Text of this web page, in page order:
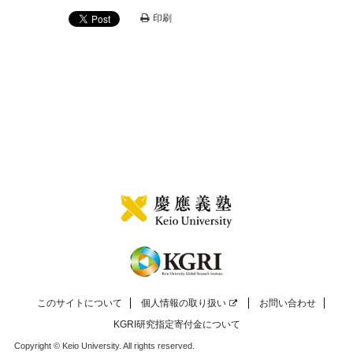
印刷
このサイトについて 個人情報の取り扱い
お問い合わせ
KGRI研究指定寄付金について
Copyright © Keio University. All rights reserved.